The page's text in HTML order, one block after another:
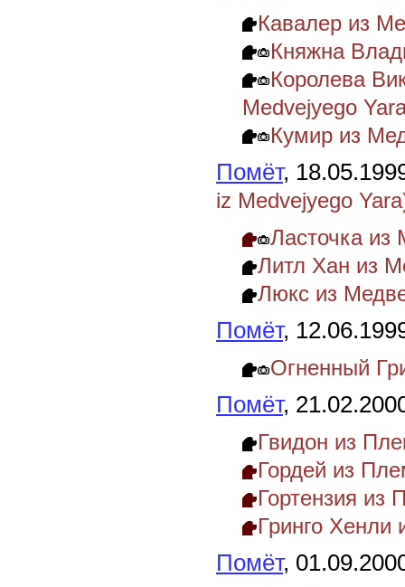
Кавалер из
Княжна
Королева
Medvejyego
Кумир из
Помёт,
iz Medvejyego
Ласточка из
Литл Хан из
Люкс из
Помёт,
Огненный
Помёт,
Гвидон из
Гордей из
Гортензия из
Гринго Хенли
Помёт,